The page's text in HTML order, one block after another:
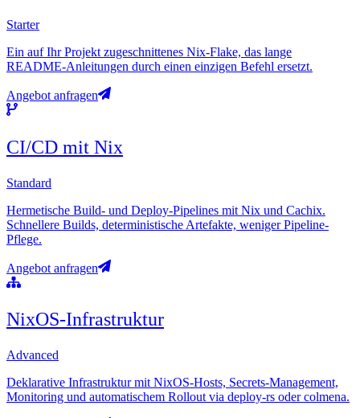
Starter
Ein auf Ihr Projekt zugeschnittenes Nix-Flake, das lange
README-Anleitungen durch einen einzigen Befehl ersetzt.
Angebot anfragen
CI/CD mit Nix
Standard
Hermetische Build- und Deploy-Pipelines mit Nix und Cachix.
Schnellere Builds, deterministische Artefakte, weniger Pipeline-
Pflege.
Angebot anfragen
NixOS-Infrastruktur
Advanced
Deklarative Infrastruktur mit NixOS-Hosts, Secrets-Management,
Monitoring und automatischem Rollout via deploy-rs oder colmena.